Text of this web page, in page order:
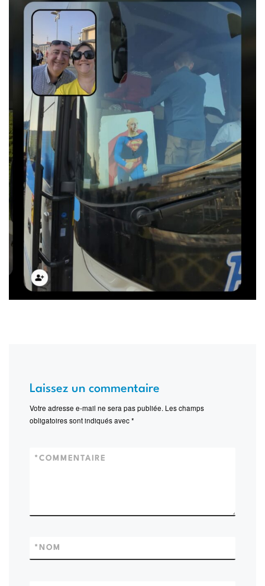
Laissez un commentaire
Votre adresse e-mail ne sera pas publiée. Les champs
obligatoires sont indiqués avec*
COMMENTAIRE
*
NOM
*